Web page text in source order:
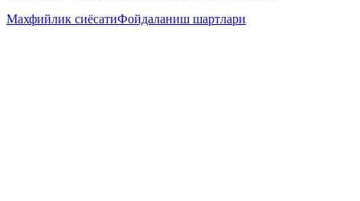
Махфийлик сиёсатиФойдаланиш шартлари